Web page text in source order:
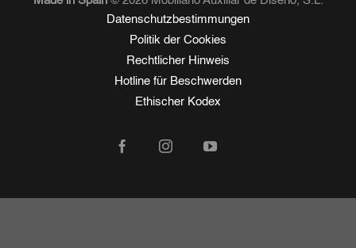
Datenschutzbestimmungen
Politik der Cookies
Rechtlicher Hinweis
Hotline für Beschwerden
Ethischer Kodex